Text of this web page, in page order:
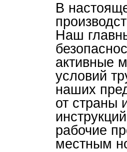
В
Наш
активные
условий
наших
от страны
рабочие
местным